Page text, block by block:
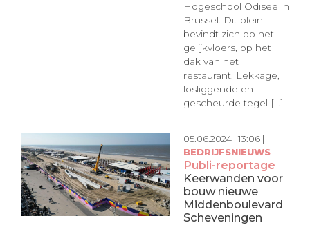
Hogeschool Odisee in
Brussel. Dit plein
bevindt zich op het
gelijkvloers, op het
dak van het
restaurant. Lekkage,
losliggende en
gescheurde tegel [...]
05.06.2024 | 13:06 |
BEDRIJFSNIEUWS
Publi-reportage |
Keerwanden voor
bouw nieuwe
Middenboulevard
Scheveningen